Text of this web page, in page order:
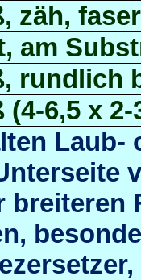
zäh,
am
rundlich
(4-6,5 x 2-
Laub-
breiteren